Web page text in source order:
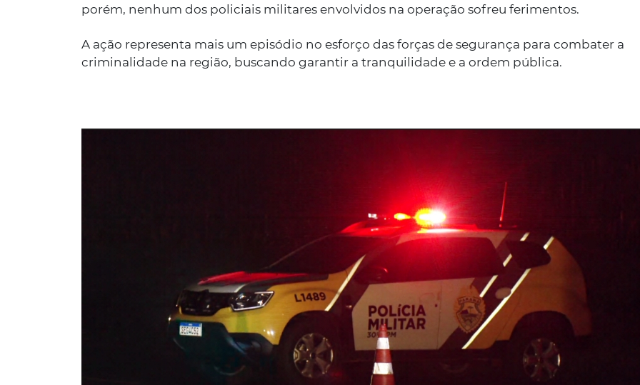
porém, nenhum dos policiais militares envolvidos na operação sofreu ferimentos.
A ação representa mais um episódio no esforço das forças de segurança para combater a
criminalidade na região, buscando garantir a tranquilidade e a ordem pública.